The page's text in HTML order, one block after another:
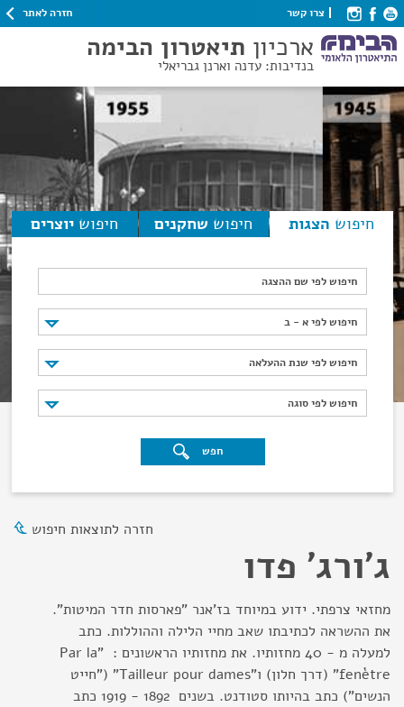
צרו קשר חזרה לאתר
ארכיון תיאטרון הבימה
בנדיבות: עדנה וארנן גבריאלי
חיפוש הצגות חיפוש שחקנים חיפוש יוצרים
חיפוש לפי שם ההצגה
חיפוש לפי א - ב
חיפוש לפי א - ב
חיפוש לפי שנת ההעלאה
חיפוש לפי שנת ההעלאה
חיפוש לפי סוגה
חיפוש לפי סוגה
חפש
חזרה לתוצאות חיפוש
ג'ורג' פדו
מחזאי צרפתי. ידוע במיוחד בז'אנר "פארסות חדר המיטות".
את ההשראה לכתיבתו שאב מחיי הלילה וההוללות. כתב
למעלה מ - 40 מחזותיו. את מחזותיו הראשונים : "Par la
fenètre" (דרך חלון) ו"Tailleur pour dames" ("חייט
הנשים") כתב בהיותו סטודנט. בשנים 1892 - 1919 כתב